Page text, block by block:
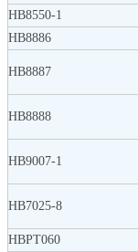
HB8550-1
HB8886
HB8887
HB8888
HB9007-1
HB7025-8
HBPT060